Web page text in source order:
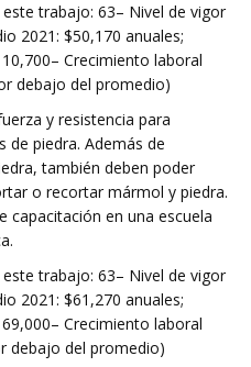
trabajo: 63– Nivel de vigor
2021: $50,170 anuales;
Crecimiento laboral
debajo del promedio)
y ​​resistencia para
de piedra. Además de
también deben poder
o recortar mármol y piedra.
capacitación en una escuela
trabajo: 63– Nivel de vigor
2021: $61,270 anuales;
Crecimiento laboral
debajo del promedio)